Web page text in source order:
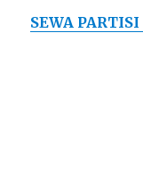
SEWA